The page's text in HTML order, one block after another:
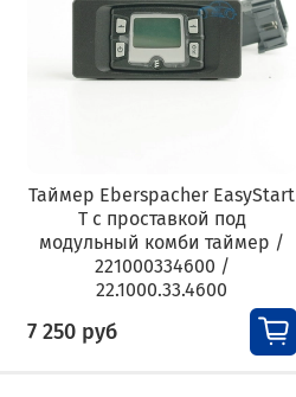
Таймер Eberspacher EasyStart
T с проставкой под
модульный комби таймер /
221000334600 /
22.1000.33.4600
7 250 руб